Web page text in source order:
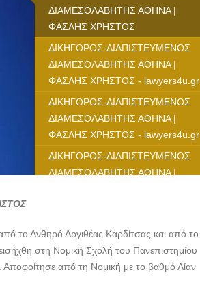
ΔΙΑΜΕΣΟΛΑΒΗΤΗΣ ΑΘΗΝΑ |
ΦΑΣΛΗΣ ΧΡΗΣΤΟΣ
ΔΙΚΗΓΟΡΟΣ-ΔΙΑΠΙΣΤΕΥΜΕΝΟΣ
ΔΙΑΜΕΣΟΛΑΒΗΤΗΣ ΑΘΗΝΑ |
ΦΑΣΛΗΣ ΧΡΗΣΤΟΣ - lawyers4u.gr
ΔΙΚΗΓΟΡΟΣ-ΔΙΑΠΙΣΤΕΥΜΕΝΟΣ
ΔΙΑΜΕΣΟΛΑΒΗΤΗΣ ΑΘΗΝΑ |
ΦΑΣΛΗΣ ΧΡΗΣΤΟΣ - lawyers4u.gr
ΔΙΚΗΓΟΡΟΣ-ΔΙΑΠΙΣΤΕΥΜΕΝΟΣ
ΔΙΑΜΕΣΟΛΑΒΗΤΗΣ ΑΘΗΝΑ |
ΦΑΣΛΗΣ ΧΡΗΣΤΟΣ - lawyers4u.gr
ΔΙΚΗΓΟΡΟΣ-ΔΙΑΠΙΣΤΕΥΜΕΝΟΣ
το Ανθηρό Αργιθέας Καρδίτσας και από το
στη Νομική Σχολή του Πανεπιστημίου
Αποφοίτησε από τη Νομική με το βαθμό Λίαν